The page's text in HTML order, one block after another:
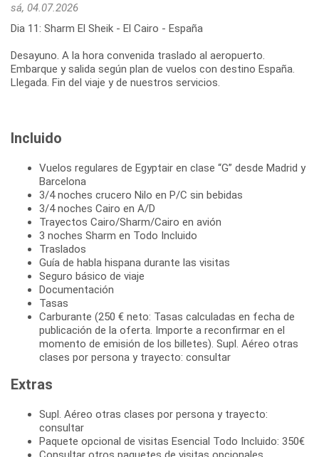
sá, 04.07.2026
Dia 11: Sharm El Sheik - El Cairo - España
Desayuno. A la hora convenida traslado al aeropuerto.
Embarque y salida según plan de vuelos con destino España.
Llegada. Fin del viaje y de nuestros servicios.
Incluido
Vuelos regulares de Egyptair en clase “G” desde Madrid y
Barcelona
3/4 noches crucero Nilo en P/C sin bebidas
3/4 noches Cairo en A/D
Trayectos Cairo/Sharm/Cairo en avión
3 noches Sharm en Todo Incluido
Traslados
Guía de habla hispana durante las visitas
Seguro básico de viaje
Documentación
Tasas
Carburante (250 € neto: Tasas calculadas en fecha de
publicación de la oferta. Importe a reconfirmar en el
momento de emisión de los billetes). Supl. Aéreo otras
clases por persona y trayecto: consultar
Extras
Supl. Aéreo otras clases por persona y trayecto:
consultar
Paquete opcional de visitas Esencial Todo Incluido: 350€